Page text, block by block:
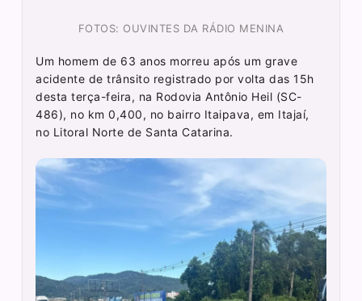
FOTOS: OUVINTES DA RÁDIO MENINA
Um homem de 63 anos morreu após um grave
acidente de trânsito registrado por volta das 15h
desta terça-feira, na Rodovia Antônio Heil (SC-
486), no km 0,400, no bairro Itaipava, em Itajaí,
no Litoral Norte de Santa Catarina.